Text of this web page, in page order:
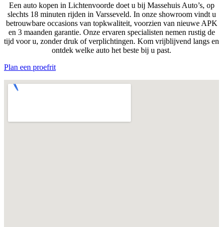
Een auto kopen in Lichtenvoorde doet u bij Massehuis Auto’s, op
slechts 18 minuten rijden in Varsseveld. In onze showroom vindt u
betrouwbare occasions van topkwaliteit, voorzien van nieuwe APK
en 3 maanden garantie. Onze ervaren specialisten nemen rustig de
tijd voor u, zonder druk of verplichtingen. Kom vrijblijvend langs en
ontdek welke auto het beste bij u past.
Plan een proefrit